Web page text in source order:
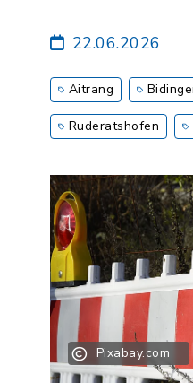
22.06.2026
Aitrang
Ruderatshofen
Pixabay.com